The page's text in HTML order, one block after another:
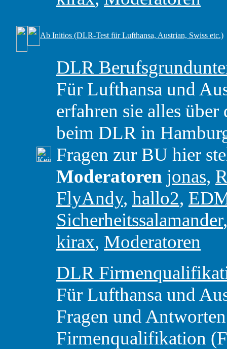
Ab Initios (DLR-Test für Lufthansa, Austrian, Swiss etc.)
DLR
Für Lufthansa und
erfahren sie alles
beim DLR in
Fragen zur BU hier
Moderatoren jonas,
FlyAndy, hallo2,
Sicherheitssalamander
kirax, Moderatoren
DLR
Für Lufthansa und
Fragen und
Firmenqualifikation